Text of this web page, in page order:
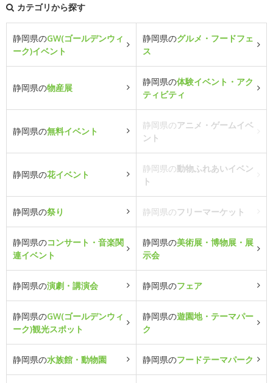
カテゴリから探す
静岡県のGW(ゴールデンウィ
ーク)イベント
静岡県のグルメ・フードフェ
ス
静岡県の物産展
静岡県の体験イベント・アク
ティビティ
静岡県の無料イベント
静岡県のアニメ・ゲームイベ
ント
静岡県の花イベント
静岡県の動物ふれあいイベン
ト
静岡県の祭り 静岡県のフリーマーケット
静岡県のコンサート・音楽関
連イベント
静岡県の美術展・博物展・展
示会
静岡県の演劇・講演会 静岡県のフェア
静岡県のGW(ゴールデンウィ
ーク)観光スポット
静岡県の遊園地・テーマパー
ク
静岡県の水族館・動物園 静岡県のフードテーマパーク